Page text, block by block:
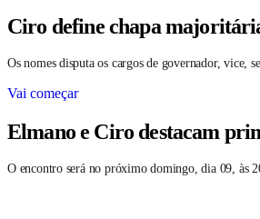
Ciro define chapa
Os nomes disputa os cargos de governador, vice,
Vai começar
Elmano e Ciro destacam
O encontro será no próximo domingo, dia 09, às